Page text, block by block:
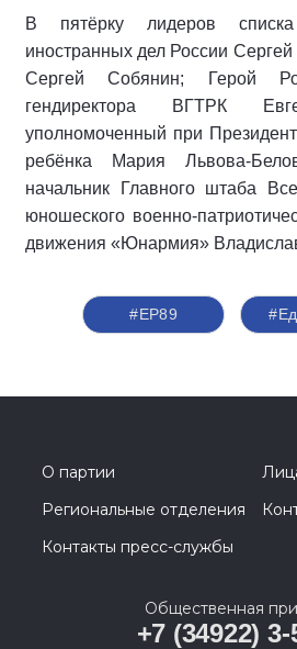
В пятёрку лидеров
иностранных дел России
Сергей Собянин; Герой
гендиректора ВГТРК
уполномоченный при
ребёнка Мария Львова-
начальник Главного штаба
юношеского военно-
движения «Юнармия»
#ЕР89
О партии
Региональные отделения
Контакты пресс-службы
Общественная
+7 (34922) 3-